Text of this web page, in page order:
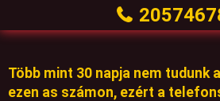
Több mint 30 napja nem tudunk
ezen as számon, ezért a